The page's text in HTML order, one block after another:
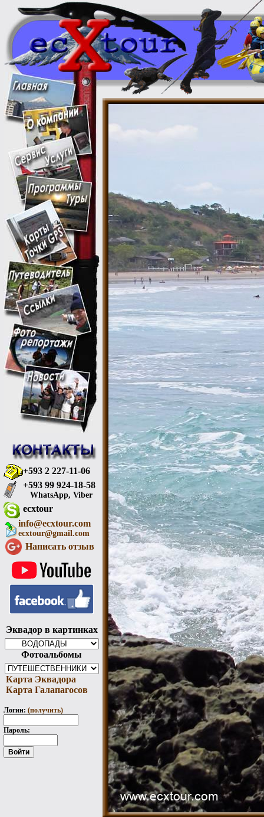
+593 2 227-11-06
+593 99 924-18-58
WhatsApp, Viber
ecxtour
info@ecxtour.com
ecxtour@gmail.com
Написать отзыв
Эквадор в картинках
Фотоальбомы
Карта Эквадора
Карта Галапагосов
Логин: (получить)
Пароль: